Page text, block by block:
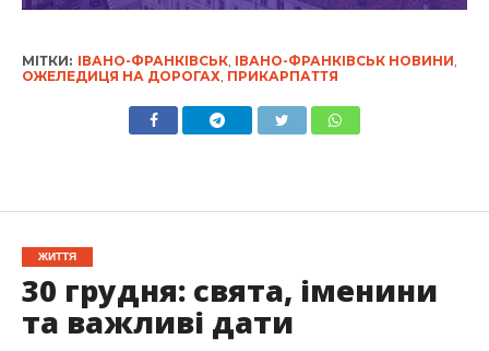
МІТКИ: ІВАНО-ФРАНКІВСЬК, ІВАНО-ФРАНКІВСЬК НОВИНИ
ОЖЕЛЕДИЦЯ НА ДОРОГАХ ПРИКАРПАТТЯ
ЖИТТЯ
30 грудня: свята, іменини
та важливі дати